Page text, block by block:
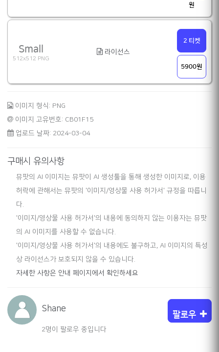
원
Small
512x512 PNG
라이선스
2 티켓
5900원
이미지 형식: PNG
이미지 고유번호: CB01F15
업로드 날짜: 2024-03-04
구매시 유의사항
뮤팟의 AI 이미지는 뮤팟이 AI 생성툴을 통해 생성한 이미지로, 이용
허락에 관해서는 뮤팟의 '이미지/영상물 사용 허가서' 규정을 따릅니
다.
'이미지/영상물 사용 허가서'의 내용에 동의하지 않는 이용자는 뮤팟
의 AI 이미지를 사용할 수 없습니다.
'이미지/영상물 사용 허가서'의 내용에도 불구하고, AI 이미지의 특성
상 라이선스가 보호되지 않을 수 있습니다.
자세한 사항은 안내 페이지에서 확인하세요
Shane
팔로우
2명이 팔로우 중입니다